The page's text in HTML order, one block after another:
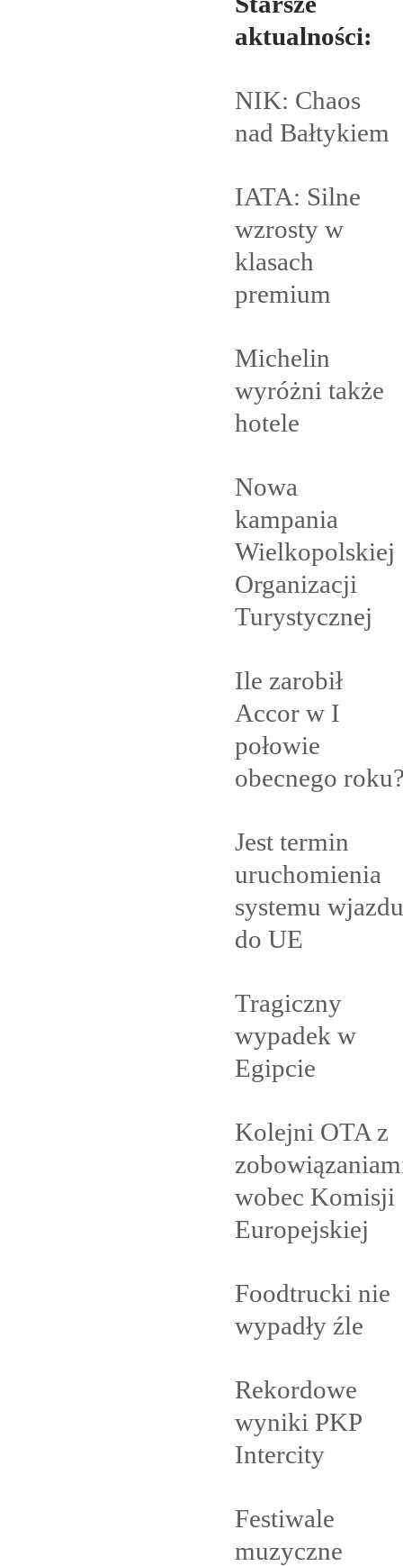
aktualności:
NIK: Chaos
nad Bałtykiem
IATA: Silne
wzrosty w
klasach
premium
Michelin
wyróżni także
hotele
Nowa
kampania
Wielkopolskiej
Organizacji
Turystycznej
Ile zarobił
Accor w I
połowie
obecnego
Jest termin
uruchomienia
systemu wjazdu
do UE
Tragiczny
wypadek w
Egipcie
Kolejni OTA z
wobec Komisji
Europejskiej
Foodtrucki nie
wypadły źle
Rekordowe
wyniki PKP
Intercity
Festiwale
muzyczne